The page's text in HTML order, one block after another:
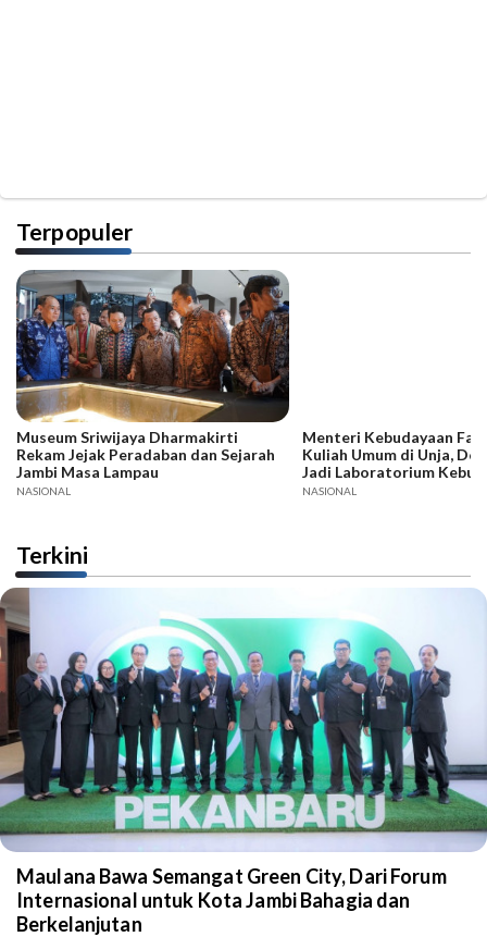
Terpopuler
Museum Sriwijaya Dharmakirti
Rekam Jejak Peradaban dan Sejarah
Jambi Masa Lampau
NASIONAL
Menteri Kebudayaan
Kuliah Umum di Unja,
Jadi Laboratorium
NASIONAL
Terkini
Maulana Bawa Semangat Green City, Dari Forum
Internasional untuk Kota Jambi Bahagia dan
Berkelanjutan